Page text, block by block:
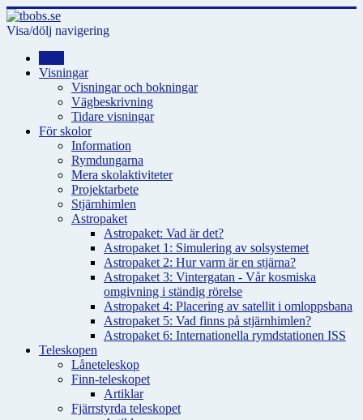
Visa/dölj navigering
Visningar
Visningar och bokningar
Vägbeskrivning
Tidare visningar
För skolor
Information
Rymdungarna
Mera skolaktiviteter
Projektarbete
Stjärnhimlen
Astropaket
Astropaket: Vad är det?
Astropaket 1: Simulering av solsystemet
Astropaket 2: Hur varm är en stjärna?
Astropaket 3: Vintergatan - Vår kosmiska
omgivning i ständig rörelse
Astropaket 4: Placering av satellit i omloppsbana
Astropaket 5: Vad finns på stjärnhimlen?
Astropaket 6: Internationella rymdstationen ISS
Teleskopen
Låneteleskop
Finn-teleskopet
Artiklar
Fjärrstyrda teleskopet